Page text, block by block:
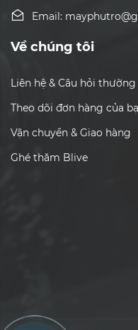
Email:
Về chúng tôi
Liên hệ & Câu hỏi
Theo dõi đơn hàng của
Vận chuyển & Giao hàng
Ghé thăm Blive